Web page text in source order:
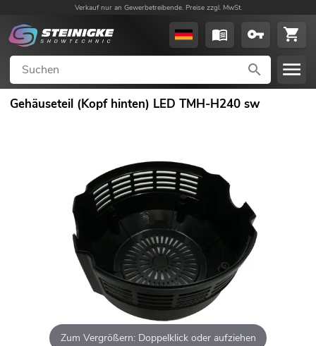
Verkauf nur an Gewerbetreibende. Preise zzgl. MwSt.
Gehäuseteil (Kopf hinten) LED TMH-H240 sw
Zum Vergrößern: Doppelklick oder aufziehen